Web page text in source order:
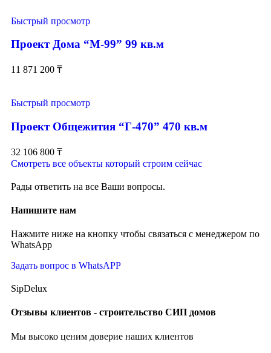
Быстрый просмотр
Проект Дома “М-99” 99 кв.м
11 871 200 ₸
Быстрый просмотр
Проект Общежития “Г-470” 470 кв.м
32 106 800 ₸
Смотреть все объекты который строим сейчас
Рады ответить на все Ваши вопросы.
Напишите нам
Нажмите ниже на кнопку чтобы связаться с менеджером по
WhatsApp
Задать вопрос в WhatsAPP
SipDelux
Отзывы клиентов - строительство СИП домов
Мы высоко ценим доверие наших клиентов